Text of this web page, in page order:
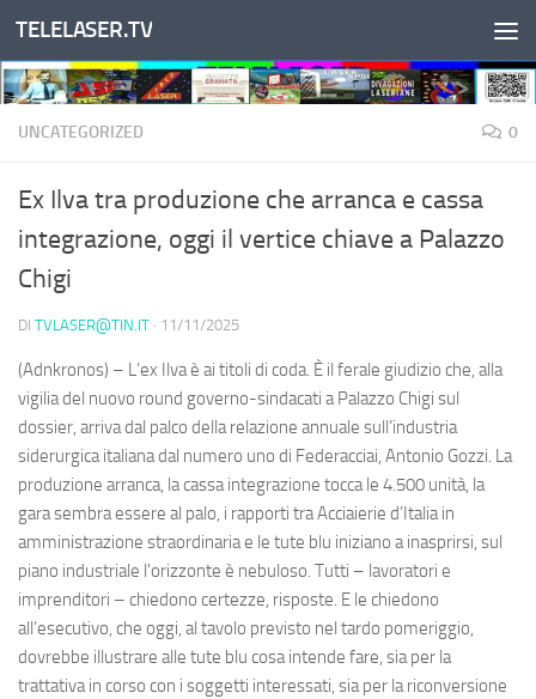
Salta al contenuto
TELELASER.TV
UNCATEGORIZED 0
Ex Ilva tra produzione che arranca e cassa
integrazione, oggi il vertice chiave a Palazzo
Chigi
DI TVLASER@TIN.IT · 11/11/2025
(Adnkronos) – L’ex Ilva è ai titoli di coda. È il ferale giudizio che, alla
vigilia del nuovo round governo-sindacati a Palazzo Chigi sul
dossier, arriva dal palco della relazione annuale sull’industria
siderurgica italiana dal numero uno di Federacciai, Antonio Gozzi. La
produzione arranca, la cassa integrazione tocca le 4.500 unità, la
gara sembra essere al palo, i rapporti tra Acciaierie d’Italia in
amministrazione straordinaria e le tute blu iniziano a inasprirsi, sul
piano industriale l'orizzonte è nebuloso. Tutti – lavoratori e
imprenditori – chiedono certezze, risposte. E le chiedono
all’esecutivo, che oggi, al tavolo previsto nel tardo pomeriggio,
dovrebbe illustrare alle tute blu cosa intende fare, sia per la
trattativa in corso con i soggetti interessati, sia per la riconversione